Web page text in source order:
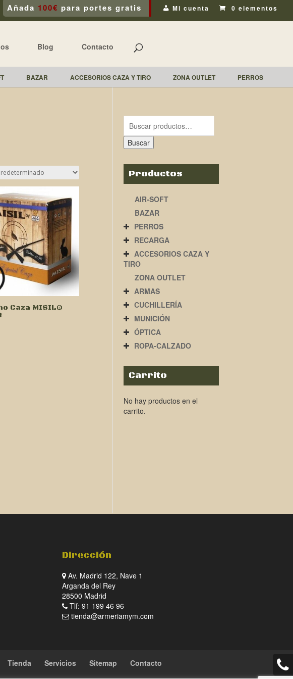
Añada 100€ para portes gratis Mi cuenta 0 elementos
Blog Contacto
BAZAR ACCESORIOS CAZA Y TIRO ZONA OUTLET PERROS
Caza MISIL®
Buscar
Productos
AIR-SOFT
BAZAR
PERROS
RECARGA
ACCESORIOS CAZA Y
TIRO
ZONA OUTLET
ARMAS
CUCHILLERÍA
MUNICIÓN
ÓPTICA
ROPA-CALZADO
Carrito
No hay productos en el
carrito.
Dirección
Av. Madrid 122, Nave 1
Arganda del Rey
28500 Madrid
Tlf: 91 199 46 96
tienda@armeriamym.com
Tienda Servicios Sitemap Contacto